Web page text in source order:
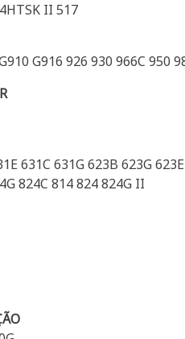
II 517
G916 926 930 966C 950
631C 631G 623B 623G
824C 814 824 824G II